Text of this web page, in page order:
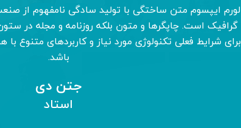
لورم ایپسوم متن ساختگی با تولید سادگی نامفهوم از
گرافیک است. چاپگرها و متون بلکه روزنامه و مجله در
برای شرایط فعلی تکنولوژی مورد نیاز و کاربردهای متنوع
باشد.
جتن دی
استاد